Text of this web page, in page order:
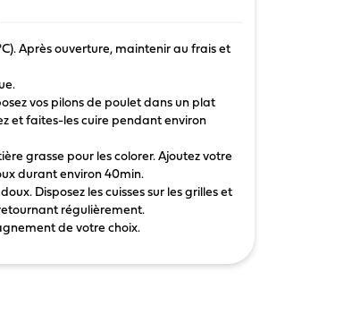
Après ouverture, maintenir au frais et
vos pilons de poulet dans un plat
et faites-les cuire pendant environ
grasse pour les colorer. Ajoutez votre
durant environ 40min.
Disposez les cuisses sur les grilles et
régulièrement.
de votre choix.